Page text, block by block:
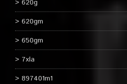
620g
620gm
650gm
7xla
897401m1